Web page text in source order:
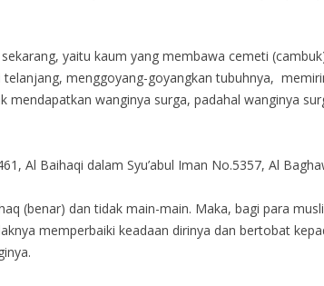
yaitu kaum yang membawa cemeti
menggoyang-goyangkan tubuhnya,
wanginya surga, padahal wanginya
Al Baihaqi dalam Syu’abul Iman No.5357, Al
(benar) dan tidak main-main. Maka, bagi para
memperbaiki keadaan dirinya dan bertobat